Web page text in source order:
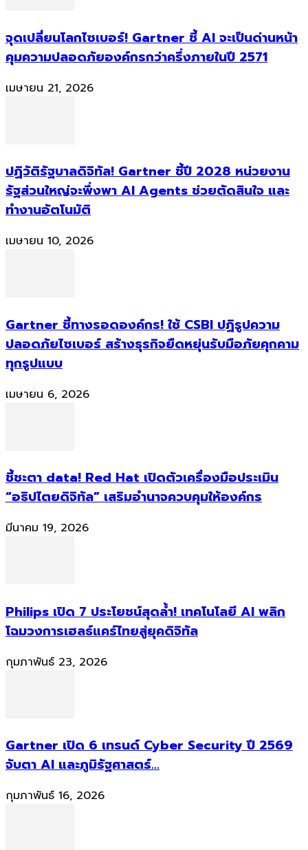
จุดเปลี่ยนโลกไซเบอร์! Gartner ชี้ AI จะเป็นด่านหน้า
คุมความปลอดภัยองค์กรกว่าครึ่งภายในปี 2571
เมษายน 21, 2026
ปฏิวัติรัฐบาลดิจิทัล! Gartner ชี้ปี 2028 หน่วยงาน
รัฐส่วนใหญ่จะพึ่งพา AI Agents ช่วยตัดสินใจ และ
ทำงานอัตโนมัติ
เมษายน 10, 2026
Gartner ชี้ทางรอดองค์กร! ใช้ CSBI ปฏิรูปความ
ปลอดภัยไซเบอร์ สร้างธุรกิจยืดหยุ่นรับมือภัยคุกคาม
ทุกรูปแบบ
เมษายน 6, 2026
ชี้ชะตา data! Red Hat เปิดตัวเครื่องมือประเมิน
“อธิปไตยดิจิทัล” เสริมอำนาจควบคุมให้องค์กร
มีนาคม 19, 2026
Philips เปิด 7 ประโยชน์สุดล้ำ! เทคโนโลยี AI พลิก
โฉมวงการเฮลธ์แคร์ไทยสู่ยุคดิจิทัล
กุมภาพันธ์ 23, 2026
Gartner เปิด 6 เทรนด์ Cyber Security ปี 2569
จับตา AI และภูมิรัฐศาสตร์...
กุมภาพันธ์ 16, 2026